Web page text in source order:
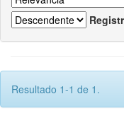
Resultado 1-1 de 1.